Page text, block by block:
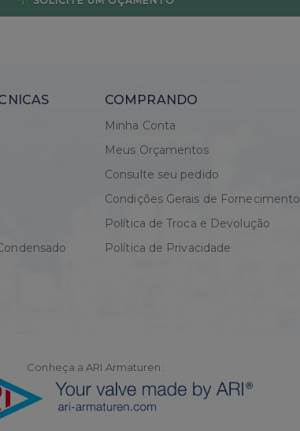
COMPRANDO
Minha Conta
Meus Orçamentos
Consulte seu pedido
Condições Gerais de Fornecimento
Política de Troca e Devolução
Política de Privacidade
Conheça a ARI Armaturen: